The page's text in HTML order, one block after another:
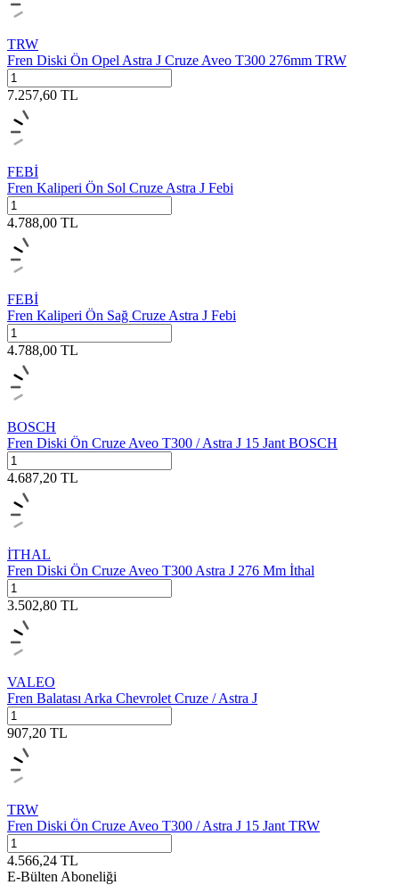
TRW
Fren Diski Ön Opel Astra J Cruze Aveo T300 276mm TRW
7.257,60 TL
FEBİ
Fren Kaliperi Ön Sol Cruze Astra J Febi
4.788,00 TL
FEBİ
Fren Kaliperi Ön Sağ Cruze Astra J Febi
4.788,00 TL
BOSCH
Fren Diski Ön Cruze Aveo T300 / Astra J 15 Jant BOSCH
4.687,20 TL
İTHAL
Fren Diski Ön Cruze Aveo T300 Astra J 276 Mm İthal
3.502,80 TL
VALEO
Fren Balatası Arka Chevrolet Cruze / Astra J
907,20 TL
TRW
Fren Diski Ön Cruze Aveo T300 / Astra J 15 Jant TRW
4.566,24 TL
E-Bülten Aboneliği